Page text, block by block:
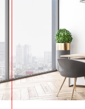
Transaction
Nous couvrons une
faire éprouvé et une
ventes
immobilières à La
Tocane-Saint-Apre
,
une transparence totale.
souvent chargé
simplifier ce processus